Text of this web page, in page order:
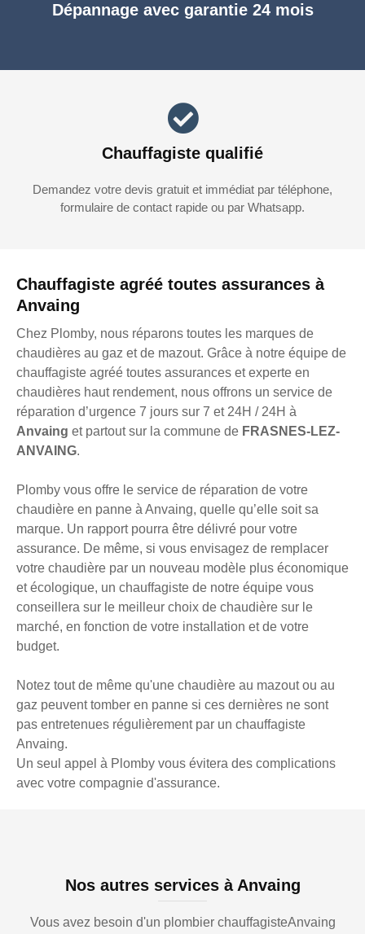
Chauffagiste agréé toutes assurances à
Anvaing
Chez Plomby, nous réparons toutes les marques de
chaudières au gaz et de mazout. Grâce à notre équipe de
chauffagiste agréé toutes assurances et experte en
chaudières haut rendement, nous offrons un service de
réparation d’urgence 7 jours sur 7 et 24H / 24H à
Anvaing et partout sur la commune de FRASNES-LEZ-
ANVAING.
Plomby vous offre le service de réparation de votre
chaudière en panne à Anvaing, quelle qu’elle soit sa
marque. Un rapport pourra être délivré pour votre
assurance. De même, si vous envisagez de remplacer
votre chaudière par un nouveau modèle plus économique
et écologique, un chauffagiste de notre équipe vous
conseillera sur le meilleur choix de chaudière sur le
marché, en fonction de votre installation et de votre
budget.
Notez tout de même qu'une chaudière au mazout ou au
gaz peuvent tomber en panne si ces dernières ne sont
pas entretenues régulièrement par un chauffagiste
Anvaing.
Un seul appel à Plomby vous évitera des complications
avec votre compagnie d'assurance.
Dépannage avec garantie 24 mois
Chauffagiste qualifié
Demandez votre devis gratuit et immédiat par téléphone,
formulaire de contact rapide ou par Whatsapp.
Nos autres services à Anvaing
Vous avez besoin d'un plombier chauffagisteAnvaing